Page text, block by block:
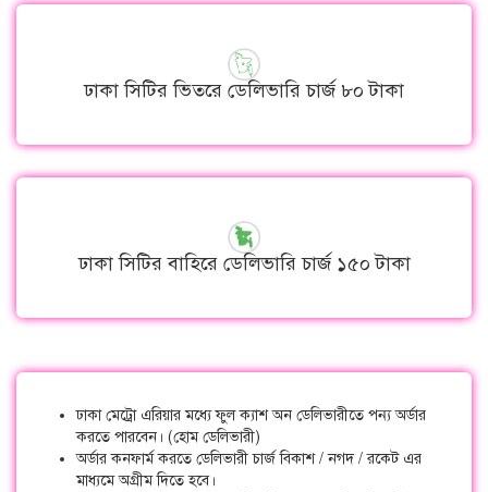
ঢাকা সিটির ভিতরে ডেলিভারি চার্জ ৮০ টাকা
ঢাকা সিটির বাহিরে ডেলিভারি চার্জ ১৫০ টাকা
ঢাকা মেট্রো এরিয়ার মধ্যে ফুল ক্যাশ অন ডেলিভারীতে পন্য অর্ডার
করতে পারবেন। (হোম ডেলিভারী)
অর্ডার কনফার্ম করতে ডেলিভারী চার্জ বিকাশ / নগদ / রকেট এর
মাধ্যমে অগ্রীম দিতে হবে।